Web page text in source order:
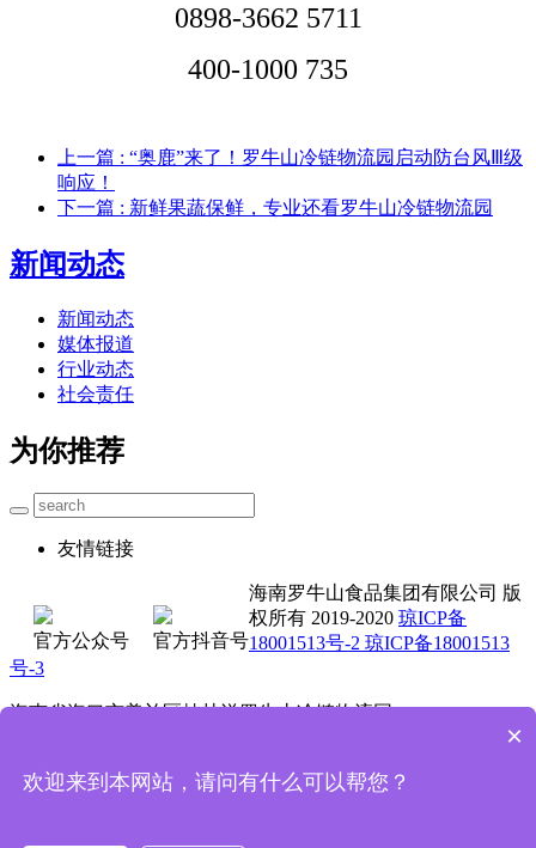
0898-3662 5711
400-1000 735
上一篇 : “奥鹿”来了！罗牛山冷链物流园启动防台风Ⅲ级
响应！
下一篇 : 新鲜果蔬保鲜，专业还看罗牛山冷链物流园
新闻动态
新闻动态
媒体报道
行业动态
社会责任
为你推荐
友情链接
官方公众号 官方抖音号
海南罗牛山食品集团有限公司 版
权所有 2019-2020 琼ICP备
18001513号-2 琼ICP备18001513
号-3
海南省海口市美兰区桂林洋罗牛山冷链物流园
技术支持：魔方科技
×
欢迎来到本网站，请问有什么可以帮您？